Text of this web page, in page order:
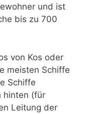
und ist
bis zu 700
von Kos oder
meisten Schiffe
Schiffe
hinten (für
Leitung der